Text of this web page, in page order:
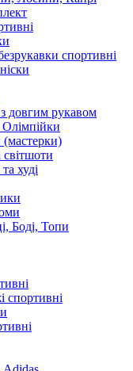
спортивні
довгим рукавом
світшоти
худі
Боді, Топи
спортивні